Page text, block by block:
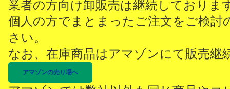
業者の方向け卸販売は継続しておりま
個人の方でまとまったご注文をご検討
さい。
なお、在庫商品はアマゾンにて販売継
アマゾンの売り場へ